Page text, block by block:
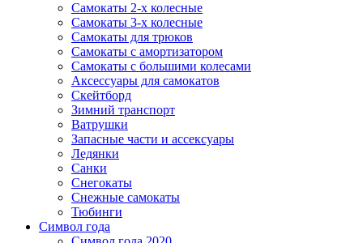
Самокаты 2-х колесные
Самокаты 3-х колесные
Самокаты для трюков
Самокаты с амортизатором
Самокаты с большими колесами
Аксессуары для самокатов
Скейтборд
Зимний транспорт
Ватрушки
Запасные части и ассексуары
Ледянки
Санки
Снегокаты
Снежные самокаты
Тюбинги
Символ года